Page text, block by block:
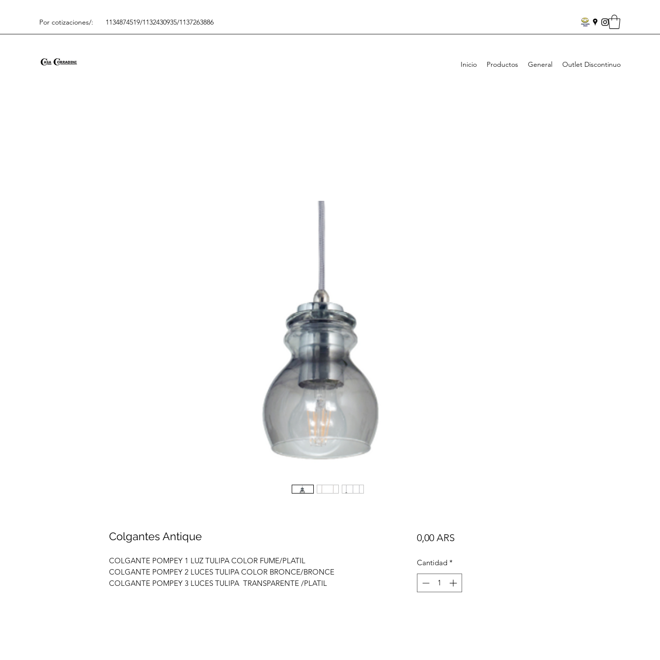
Por cotizaciones/: 1134874519/1132430935/1137263886
Inicio Productos General Outlet Discontinuo
Colgantes Antique
COLGANTE POMPEY 1 LUZ TULIPA COLOR FUME/PLATIL
COLGANTE POMPEY 2 LUCES TULIPA COLOR BRONCE/BRONCE
COLGANTE POMPEY 3 LUCES TULIPA TRANSPARENTE /PLATIL
0,00 ARSPrecio
Cantidad *